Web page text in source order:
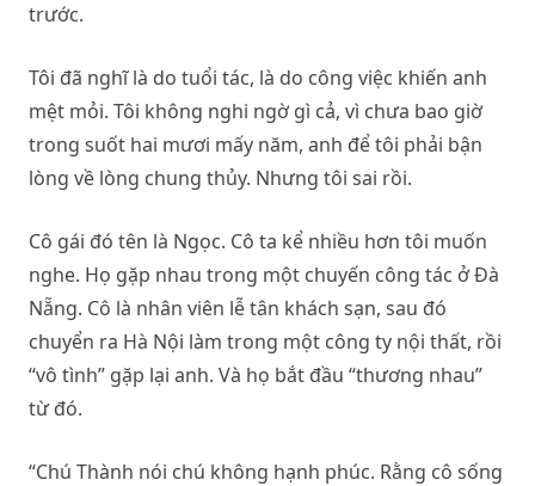
trước.
Tôi đã nghĩ là do tuổi tác, là do công việc khiến anh
mệt mỏi. Tôi không nghi ngờ gì cả, vì chưa bao giờ
trong suốt hai mươi mấy năm, anh để tôi phải bận
lòng về lòng chung thủy. Nhưng tôi sai rồi.
Cô gái đó tên là Ngọc. Cô ta kể nhiều hơn tôi muốn
nghe. Họ gặp nhau trong một chuyến công tác ở Đà
Nẵng. Cô là nhân viên lễ tân khách sạn, sau đó
chuyển ra Hà Nội làm trong một công ty nội thất, rồi
“vô tình” gặp lại anh. Và họ bắt đầu “thương nhau”
từ đó.
“Chú Thành nói chú không hạnh phúc. Rằng cô sống